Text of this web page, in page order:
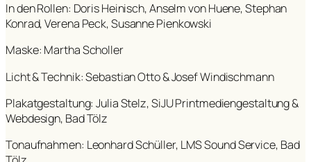
In den Rollen: Doris Heinisch, Anselm von Huene, Stephan
Konrad, Verena Peck, Susanne Pienkowski
Maske: Martha Scholler
Licht & Technik: Sebastian Otto & Josef Windischmann
Plakatgestaltung: Julia Stelz, SiJU Printmediengestaltung &
Webdesign, Bad Tölz
Tonaufnahmen: Leonhard Schüller, LMS Sound Service, Bad